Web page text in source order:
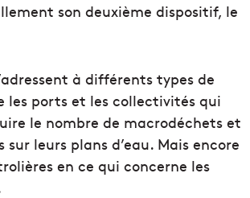
son deuxième dispositif, le
à différents types de
les ports et les collectivités qui
le nombre de macrodéchets et
sur leurs plans d’eau. Mais encore
en ce qui concerne les